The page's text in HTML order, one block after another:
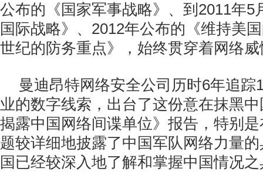
公布的《国家军事战略》、到2011年5
国际战略》、2012年公布的《维持美
世纪的防务重点》，始终贯穿着网络
曼迪昂特网络安全公司历时6年追踪
业的数字线索，出台了这份意在抹黑
揭露中国网络间谍单位》报告，特别
题较详细地披露了中国军队网络力量
国已经较深入地了解和掌握中国情况